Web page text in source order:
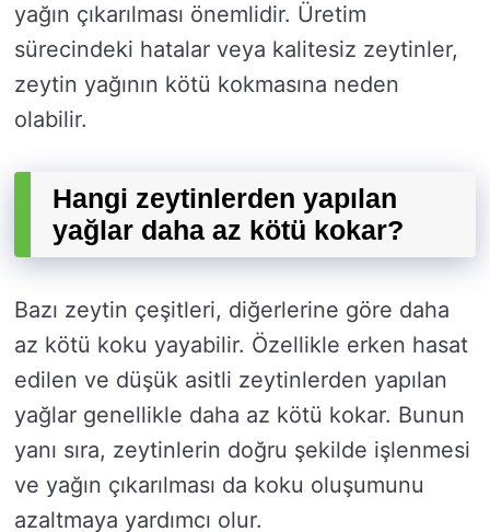
yağın çıkarılması önemlidir. Üretim
sürecindeki hatalar veya kalitesiz zeytinler,
zeytin yağının kötü kokmasına neden
olabilir.
Hangi zeytinlerden yapılan
yağlar daha az kötü kokar?
Bazı zeytin çeşitleri, diğerlerine göre daha
az kötü koku yayabilir. Özellikle erken hasat
edilen ve düşük asitli zeytinlerden yapılan
yağlar genellikle daha az kötü kokar. Bunun
yanı sıra, zeytinlerin doğru şekilde işlenmesi
ve yağın çıkarılması da koku oluşumunu
azaltmaya yardımcı olur.